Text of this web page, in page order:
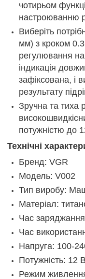
чотирьом
настроюванню
Виберіть
мм) з кроком
регулювання на
індикація
зафіксована, і
результату
Зручна та тиха
потужністю до
Технічні
Бренд: VGR
Модель: V002
Тип виробу:
Матеріал:
Час
Час
Напруга: 100-
Потужність: 12
Режим